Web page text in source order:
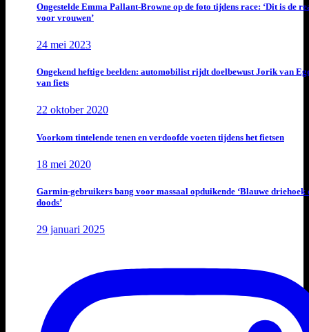
Ongestelde Emma Pallant-Browne op de foto tijdens race: ‘Dit is de
voor vrouwen’
24 mei 2023
Ongekend heftige beelden: automobilist rijdt doelbewust Jorik van
van fiets
22 oktober 2020
Voorkom tintelende tenen en verdoofde voeten tijdens het fietsen
18 mei 2020
Garmin-gebruikers bang voor massaal opduikende ‘Blauwe driehoek
doods’
29 januari 2025